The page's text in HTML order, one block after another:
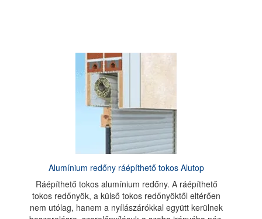
Alumínium redőny ráépíthető tokos Alutop
Ráépíthető tokos alumínium redőny. A ráépíthető
tokos redőnyök, a külső tokos redőnyöktől eltérően
nem utólag, hanem a nyílászárókkal együtt kerülnek